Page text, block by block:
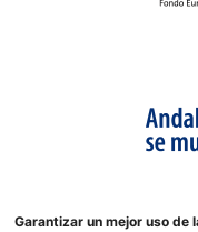
Garantizar un mejor uso de